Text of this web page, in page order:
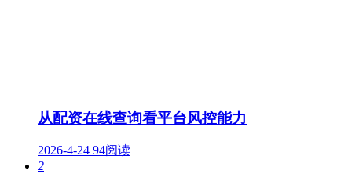
从配资在线查询看平台风控能力
2026-4-24 94阅读
2